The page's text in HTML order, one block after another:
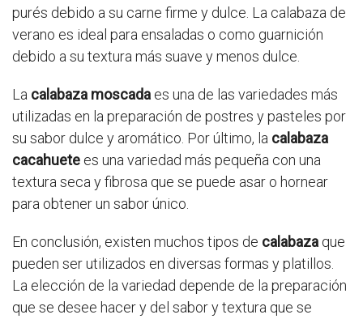
purés debido a su carne firme y dulce. La calabaza de
verano es ideal para ensaladas o como guarnición
debido a su textura más suave y menos dulce.
La calabaza moscada es una de las variedades más
utilizadas en la preparación de postres y pasteles por
su sabor dulce y aromático. Por último, la calabaza
cacahuete es una variedad más pequeña con una
textura seca y fibrosa que se puede asar o hornear
para obtener un sabor único.
En conclusión, existen muchos tipos de calabaza que
pueden ser utilizados en diversas formas y platillos.
La elección de la variedad depende de la preparación
que se desee hacer y del sabor y textura que se